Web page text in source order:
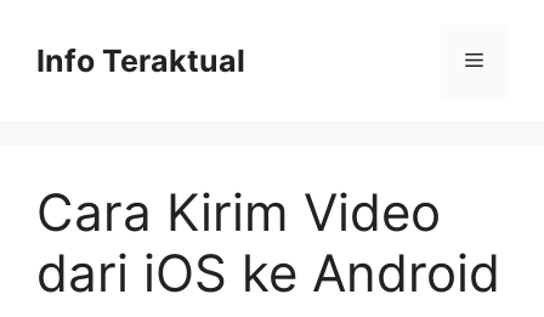
contentInfo Teraktual Menu
Cara Kirim Video
dari iOS ke Android